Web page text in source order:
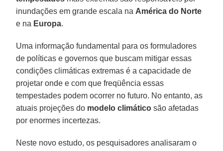
inundações em grande escala na América do Norte
e na Europa.
Uma informação fundamental para os formuladores
de políticas e governos que buscam mitigar essas
condições climáticas extremas é a capacidade de
projetar onde e com que freqüência essas
tempestades podem ocorrer no futuro. No entanto, as
atuais projeções do modelo climático são afetadas
por enormes incertezas.
Neste novo estudo, os pesquisadores analisaram o